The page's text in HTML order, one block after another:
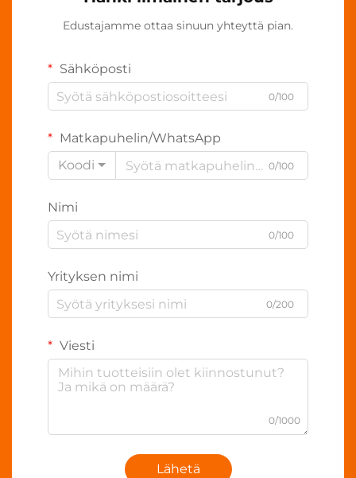
Edustajamme ottaa sinuun yhteyttä pian.
Sähköposti
0/100
Matkapuhelin/WhatsApp
Koodi
0/100
Nimi
0/100
Yrityksen nimi
0/200
Viesti
0/1000
Lähetä